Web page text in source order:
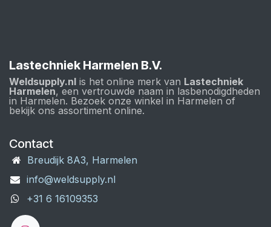
Lastechniek Harmelen B.V.
Weldsupply.nl is het online merk van Lastechniek
Harmelen, een vertrouwde naam in lasbenodigdheden
in Harmelen. Bezoek onze winkel in Harmelen of
bekijk ons assortiment online.
Contact
Breudijk 8A3, Harmelen
info@weldsupply.nl
+31 6 16109353